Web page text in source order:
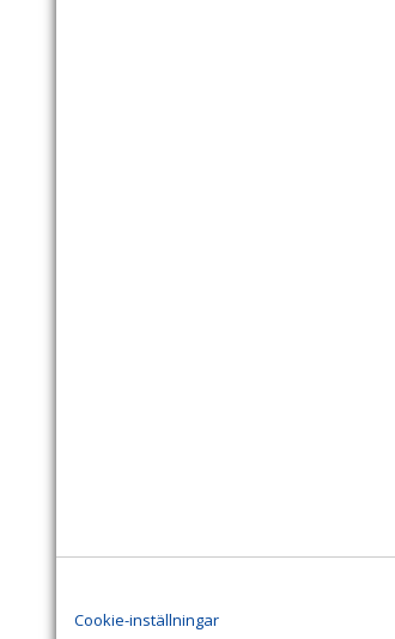
Cookie-inställningar